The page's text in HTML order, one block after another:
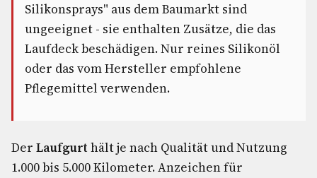
Silikonsprays" aus dem Baumarkt sind
ungeeignet - sie enthalten Zusätze, die das
Laufdeck beschädigen. Nur reines Silikonöl
oder das vom Hersteller empfohlene
Pflegemittel verwenden.
Der Laufgurt hält je nach Qualität und Nutzung
1.000 bis 5.000 Kilometer. Anzeichen für